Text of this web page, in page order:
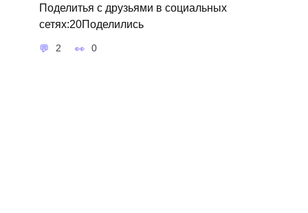
Поделитья с друзьями в социальных
сетях:20Поделились
2 0